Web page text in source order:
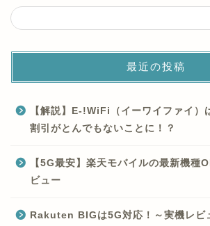
最近の投稿
【解説】E-!WiFi（イーワイファイ）
割引がとんでもないことに！？
【5G最安】楽天モバイルの最新機種
ビュー
Rakuten BIGは5G対応！～実機レビ